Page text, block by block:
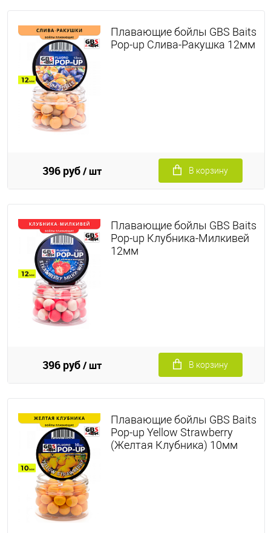
Плавающие бойлы GBS Baits
Pop-up Слива-Ракушка 12мм
396 руб/ шт В корзину
Плавающие бойлы GBS Baits
Pop-up Клубника-Милкивей
12мм
396 руб/ шт В корзину
Плавающие бойлы GBS Baits
Pop-up Yellow Strawberry
(Желтая Клубника) 10мм